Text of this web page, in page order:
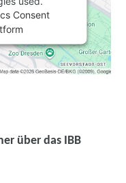
Consent
über das IBB